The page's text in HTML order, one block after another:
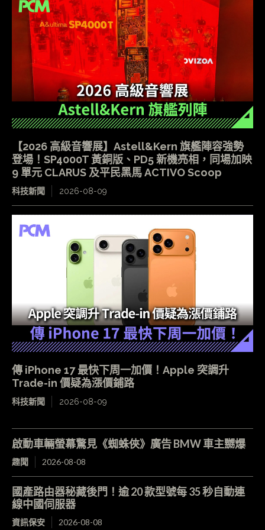
【2026 高級音響展】Astell&Kern 旗艦陣容強勢
登場！SP4000T 黃銅版、PD5 新機亮相，同場加映
9 單元 CLARUS 及平民黑馬 ACTIVO Scoop
科技新聞 2026-08-09
傳 iPhone 17 最快下周一加價！Apple 突調升
Trade-in 價疑為漲價鋪路
科技新聞 2026-08-09
啟動車輛螢幕驚見《蜘蛛俠》廣告 BMW 車主嬲爆
趣聞 2026-08-08
國產路由器秘藏後門！逾 20 款型號每 35 秒自動連
線中國伺服器
資訊保安 2026-08-08